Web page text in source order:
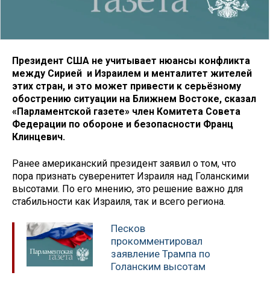
Президент США не учитывает нюансы конфликта
между Сирией и Израилем и менталитет жителей
этих стран, и это может привести к серьёзному
обострению ситуации на Ближнем Востоке, сказал
«Парламентской газете» член Комитета Совета
Федерации по обороне и безопасности Франц
Клинцевич.
Ранее американский президент заявил о том, что
пора признать суверенитет Израиля над Голанскими
высотами. По его мнению, это решение важно для
стабильности как Израиля, так и всего региона.
Песков
прокомментировал
заявление Трампа по
Голанским высотам